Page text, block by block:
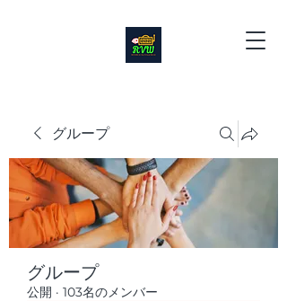
グループ
グループ
公開 · 103名のメンバー